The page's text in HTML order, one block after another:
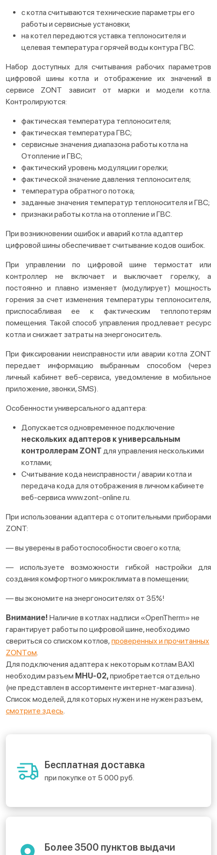
с котла считываются технические параметры его
работы и сервисные установки;
на котел передаются уставка теплоносителя и
целевая температура горячей воды контура ГВС.
Набор доступных для считывания рабочих параметров
цифровой шины котла и отображение их значений в
сервисе ZONT зависит от марки и модели котла.
Контролируются:
фактическая температура теплоносителя;
фактическая температура ГВС;
сервисные значения диапазона работы котла на
Отопление и ГВС;
фактический уровень модуляции горелки;
фактической значение давления теплоносителя;
температура обратного потока;
заданные значения температур теплоносителя и ГВС;
признаки работы котла на отопление и ГВС.
При возникновении ошибок и аварий котла адаптер
цифровой шины обеспечивает считывание кодов ошибок.
При управлении по цифровой шине термостат или
контроллер не включает и выключает горелку, а
постоянно и плавно изменяет (модулирует) мощность
горения за счет изменения температуры теплоносителя,
приспосабливая ее к фактическим теплопотерям
помещения. Такой способ управления продлевает ресурс
котла и снижает затраты на энергоноситель.
При фиксировании неисправности или аварии котла ZONT
передает информацию выбранным способом (через
личный кабинет веб-сервиса, уведомление в мобильное
приложение, звонки, SMS).
Особенности универсального адаптера:
Допускается одновременное подключение
нескольких адаптеров к универсальным
контроллерам ZONT для управления несколькими
котлами;
Считывание кода неисправности / аварии котла и
передача кода для отображения в личном кабинете
веб-сервиса www.zont-online.ru.
При использовании адаптера с отопительными приборами
ZONT:
— вы уверены в работоспособности своего котла;
— используете возможности гибкой настройки для
создания комфортного микроклимата в помещении;
— вы экономите на энергоносителях от 35%!
Внимание! Наличие в котлах надписи «OpenTherm» не
гарантирует работы по цифровой шине, необходимо
свериться со списком котлов, проверенных и прочитанных
ZONTом.
Для подключения адаптера к некоторым котлам BAXI
необходим разъем MHU-02,приобретается отдельно
(не представлен в ассортименте интернет-магазина).
Список моделей, для которых нужен и не нужен разъем,
смотрите здесь.
Бесплатная доставка
при покупке от 5 000 руб.
Более 3500 пунктов выдачи